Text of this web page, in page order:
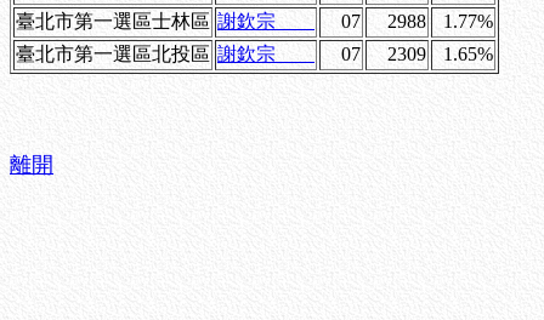
臺北市第一選區士林區 謝欽宗 07 2988
1.77%
臺北市第一選區北投區 謝欽宗 07 2309 1.65%
離開